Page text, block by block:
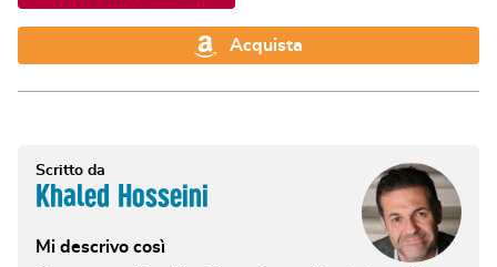
Acquista
Scritto da
Khaled Hosseini
Mi descrivo così